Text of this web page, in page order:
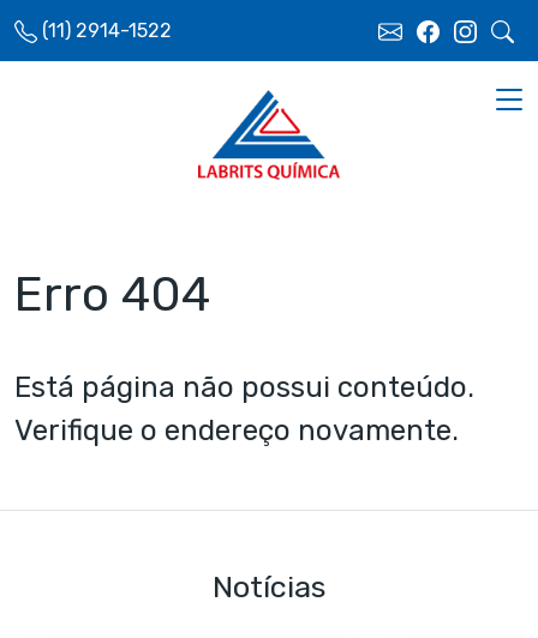
(11) 2914-1522
Erro 404
Está página não possui conteúdo.
Verifique o endereço novamente.
Notícias